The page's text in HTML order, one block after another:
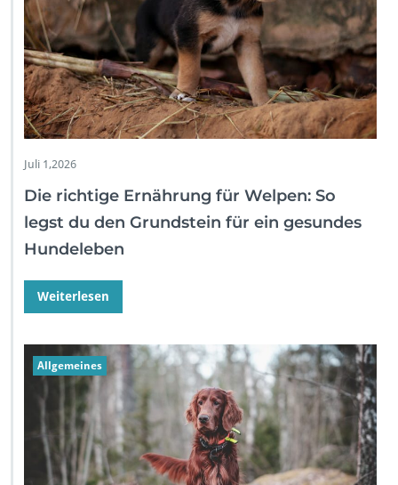
Juli 1,2026
Die richtige Ernährung für Welpen: So
legst du den Grundstein für ein gesundes
Hundeleben
Weiterlesen
Allgemeines